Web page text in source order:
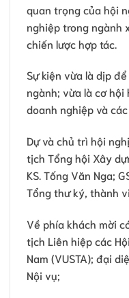
quan trọng của hội
nghiệp trong ngành
chiến lược hợp tác.
Sự kiện vừa là dịp
ngành; vừa là cơ
doanh nghiệp và
Dự và chủ trì hội
tịch Tổng hội Xây
KS. Tống Văn Nga;
Tổng thư ký, thành
Về phía khách mời
tịch Liên hiệp các
Nam (VUSTA); đại
Nội vụ;